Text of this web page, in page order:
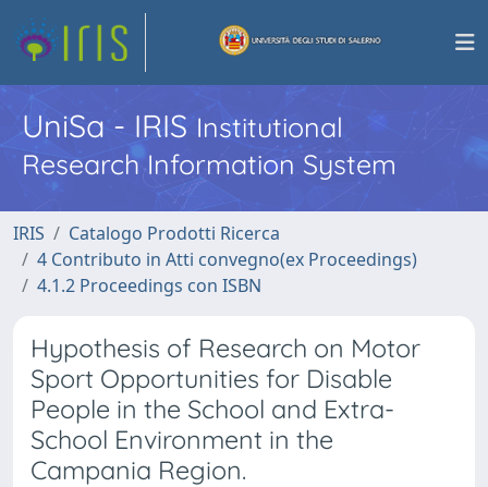
UniSa - IRISInstitutional
Research Information System
IRIS
Catalogo Prodotti Ricerca
4 Contributo in Atti convegno(ex Proceedings)
4.1.2 Proceedings con ISBN
Hypothesis of Research on Motor
Sport Opportunities for Disable
People in the School and Extra-
School Environment in the
Campania Region.